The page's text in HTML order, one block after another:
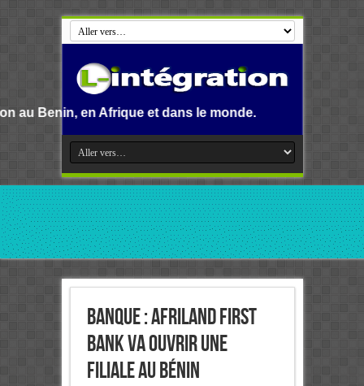
et dans le monde.
Banque : Afriland First
Bank va ouvrir une
filiale au Bénin